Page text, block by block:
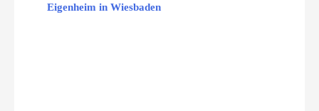
Eigenheim in Wiesbaden